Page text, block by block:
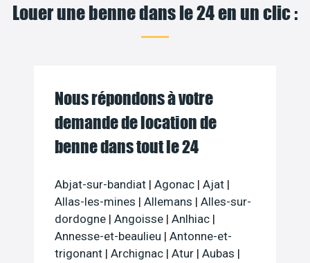
Louer une benne dans le 24 en un clic :
Nous répondons à votre
demande de location de
benne dans tout le 24
Abjat-sur-bandiat | Agonac | Ajat |
Allas-les-mines | Allemans | Alles-sur-
dordogne | Angoisse | Anlhiac |
Annesse-et-beaulieu | Antonne-et-
trigonant | Archignac | Atur | Aubas |